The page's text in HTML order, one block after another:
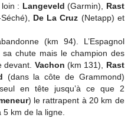
loin : Langeveld (Garmin), Rast
De La Cruz (Netapp) et
(km 94). L’Espagnol
sa chute mais le champion des
devant. Vachon (km 131), Rast
(dans la côte de Grammond)
en tête jusqu’à ce que 2
) le rattrapent à 20 km de
5 km de la ligne.